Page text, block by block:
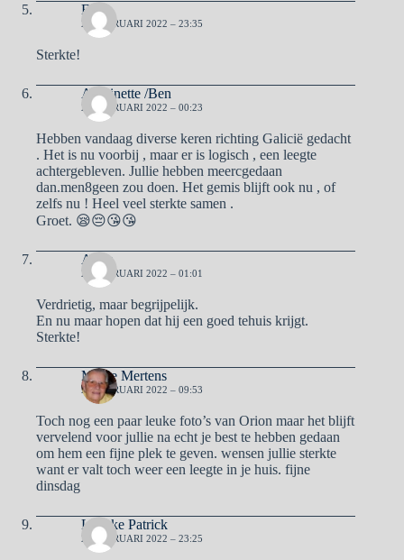
Eefje
21 FEBRUARI 2022 – 23:35
Sterkte!
Antoinette /Ben
22 FEBRUARI 2022 – 00:23
Hebben vandaag diverse keren richting Galicië gedacht
. Het is nu voorbij , maar er is logisch , een leegte
achtergebleven. Jullie hebben meercgedaan
dan.men8geen zou doen. Het gemis blijft ook nu , of
zelfs nu ! Heel veel sterkte samen .
Groet. 😪😔😘😘
Arjan
22 FEBRUARI 2022 – 01:01
Verdrietig, maar begrijpelijk.
En nu maar hopen dat hij een goed tehuis krijgt.
Sterkte!
Mieke Mertens
22 FEBRUARI 2022 – 09:53
Toch nog een paar leuke foto’s van Orion maar het blijft
vervelend voor jullie na echt je best te hebben gedaan
om hem een fijne plek te geven. wensen jullie sterkte
want er valt toch weer een leegte in je huis. fijne
dinsdag
Loncke Patrick
22 FEBRUARI 2022 – 23:25